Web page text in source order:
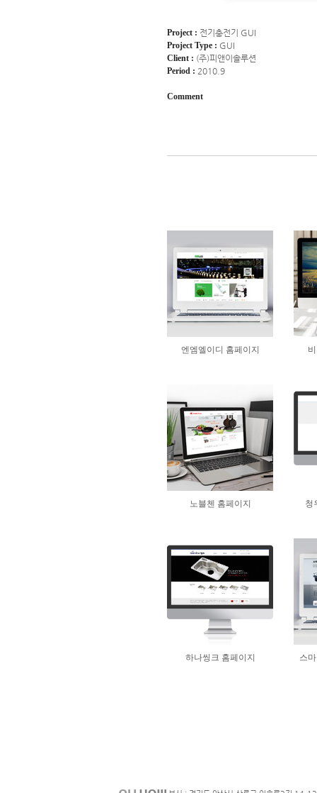
Project : 전기충전기 GUI
Project Type : GUI
Client : (주)피앤이솔루션
Period : 2010.9
Comment